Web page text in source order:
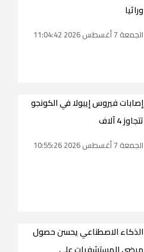
وراثيا
الجمعة 7 أغسطس 2026 11:04:42
إصابات فيروس إيبولا في الكونجو
تتجاوز 4 آلاف
الجمعة 7 أغسطس 2026 10:55:26
الذكاء الاصطناعي يحسن حصول